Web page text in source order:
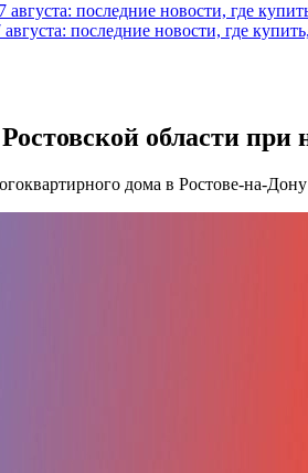
августа: последние новости, где
последние новости, где
области
дома в Ростове-на-